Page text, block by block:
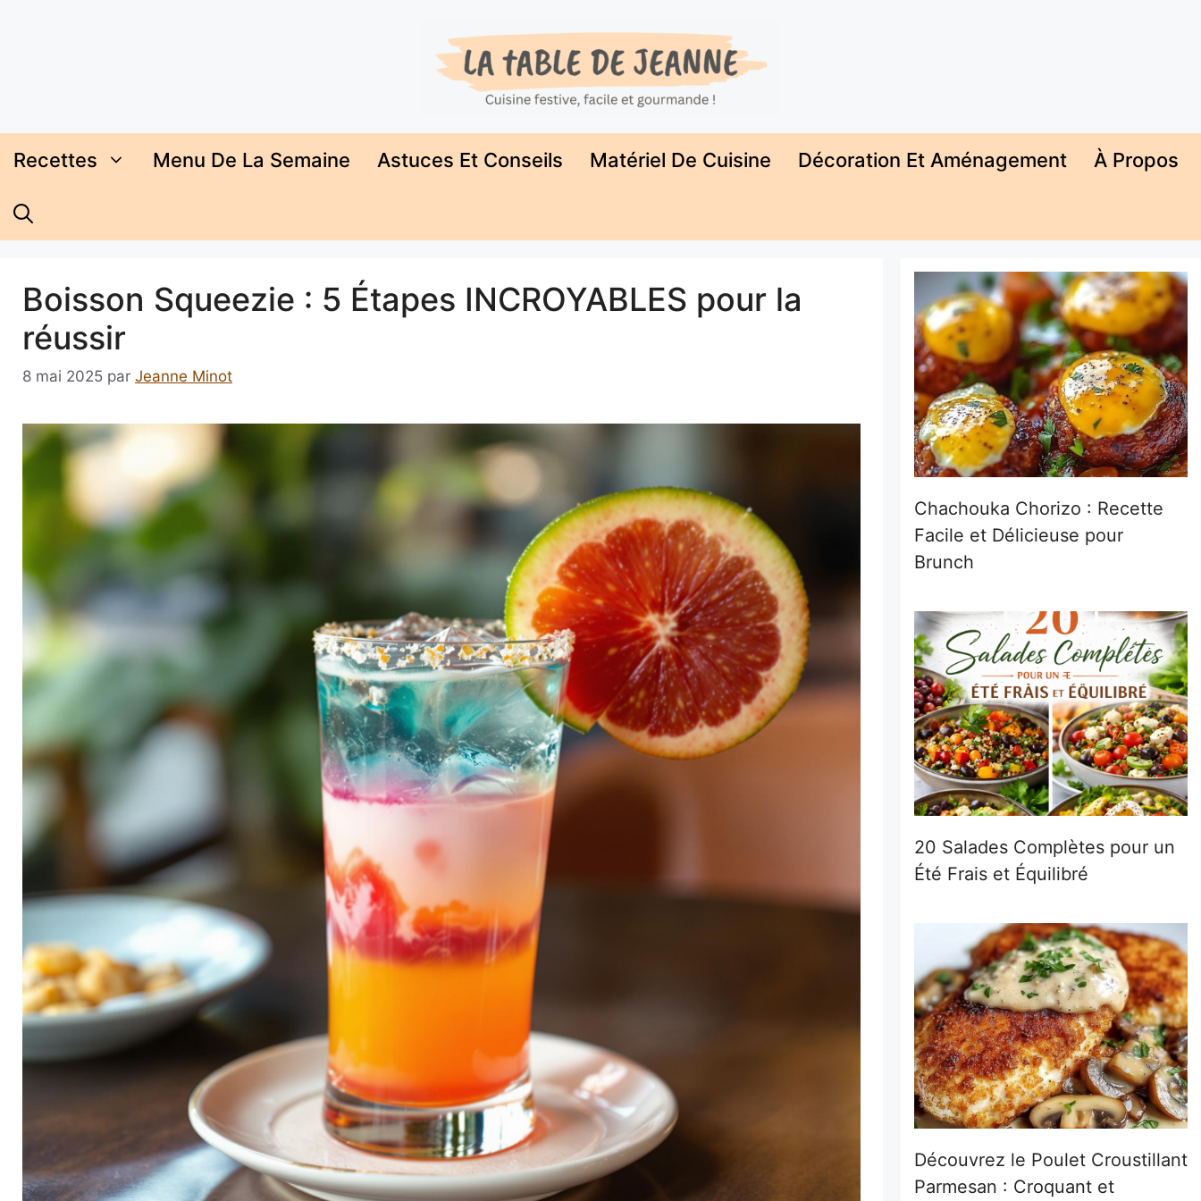
Recettes Menu De La Semaine Astuces Et Conseils Matériel De Cuisine Décoration Et Aménagement À Propos
Boisson Squeezie : 5 Étapes INCROYABLES pour la
réussir
8 mai 2025 par Jeanne Minot
Chachouka Chorizo : Recette
Facile et Délicieuse pour
Brunch
20 Salades Complètes pour un
Été Frais et Équilibré
Découvrez le Poulet Croustillant
Parmesan : Croquant et